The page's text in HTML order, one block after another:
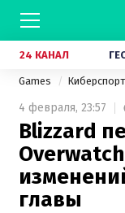
24 КАНАЛ
Games Киберспорт
4 февраля, 23:57
Blizzard
главы